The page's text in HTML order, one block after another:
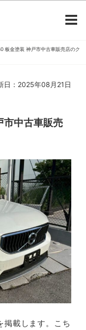
板金塗装 神戸市中古車販売店のク
日：2025年08月21日
中古車販売
掲載します。こち